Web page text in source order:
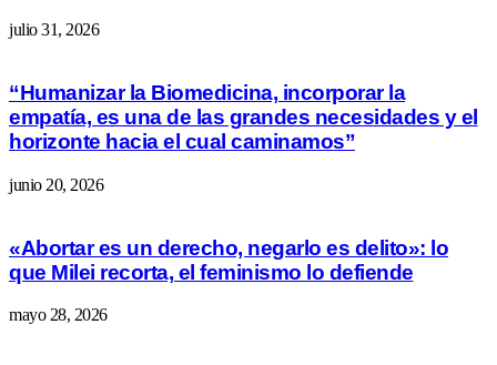
julio 31, 2026
“Humanizar la Biomedicina, incorporar la
empatía, es una de las grandes necesidades y el
horizonte hacia el cual caminamos”
junio 20, 2026
«Abortar es un derecho, negarlo es delito»: lo
que Milei recorta, el feminismo lo defiende
mayo 28, 2026